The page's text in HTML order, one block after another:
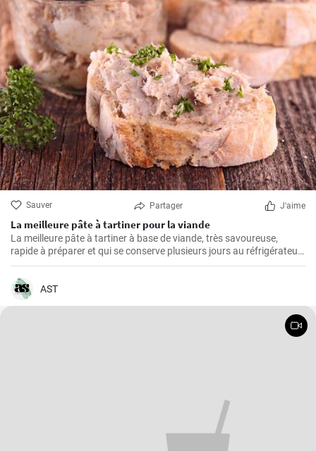
Sauver Partager J'aime
La meilleure pâte à tartiner pour la viande
La meilleure pâte à tartiner à base de viande, très savoureuse,
rapide à préparer et qui se conserve plusieurs jours au réfrigérateur.
Vous pouvez la servir avec du pain frais ou de la baguette maison.
AST